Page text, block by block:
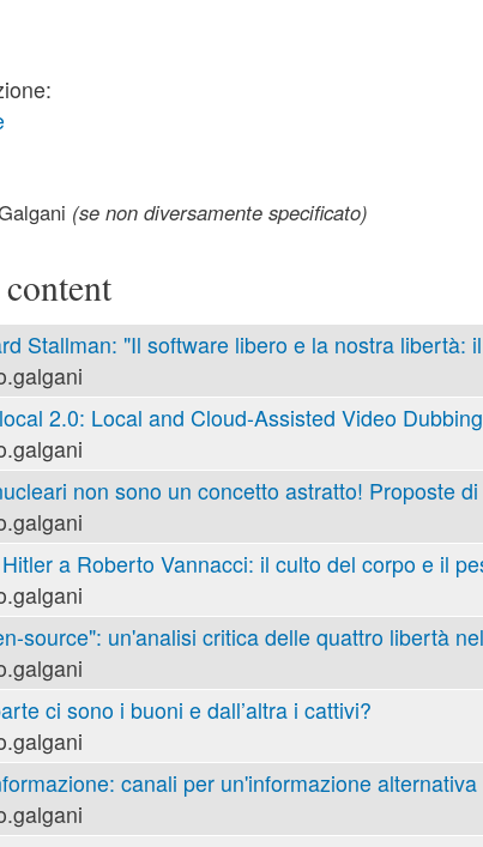
(se non diversamente specificato)
Stallman: "Il software libero e la nostra libertà:
2.0: Local and Cloud-Assisted Video Dubbing
non sono un concetto astratto! Proposte
a Roberto Vannacci: il culto del corpo e il
source": un'analisi critica delle quattro libertà
ci sono i buoni e dall’altra i cattivi?
canali per un'informazione alternativa